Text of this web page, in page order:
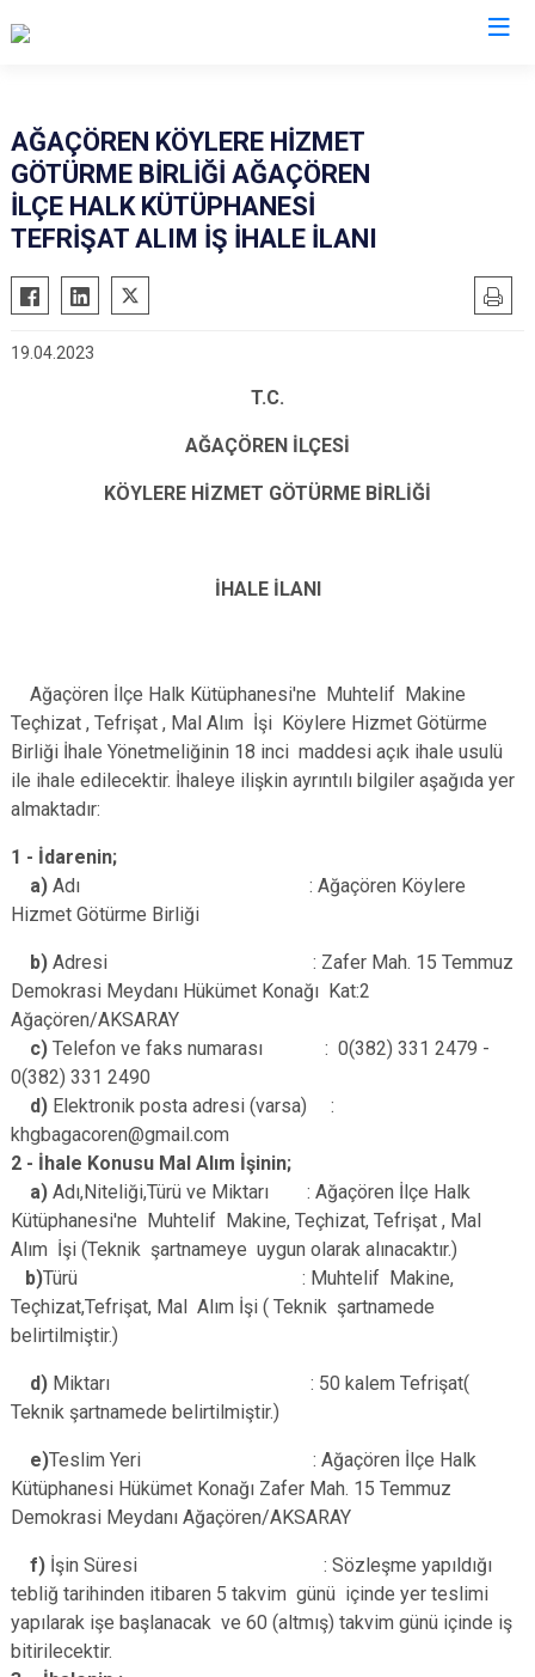
Ağaçören
Eskil
Güzelyurt
AĞAÇÖREN KÖYLERE HİZMET
GÖTÜRME BİRLİĞİ AĞAÇÖREN
İLÇE HALK KÜTÜPHANESİ
TEFRİŞAT ALIM İŞ İHALE İLANI
19.04.2023
T.C.
AĞAÇÖREN İLÇESİ
KÖYLERE HİZMET GÖTÜRME BİRLİĞİ
İHALE İLANI
Ağaçören İlçe Halk Kütüphanesi'ne Muhtelif Makine
Teçhizat , Tefrişat , Mal Alım İşi Köylere Hizmet Götürme
Birliği İhale Yönetmeliğinin 18 inci maddesi açık ihale usulü
ile ihale edilecektir. İhaleye ilişkin ayrıntılı bilgiler aşağıda yer
almaktadır:
1 - İdarenin;
a) Adı : Ağaçören Köylere
Hizmet Götürme Birliği
b) Adresi : Zafer Mah. 15 Temmuz
Demokrasi Meydanı Hükümet Konağı Kat:2
Ağaçören/AKSARAY
c) Telefon ve faks numarası : 0(382) 331 2479 -
0(382) 331 2490
d) Elektronik posta adresi (varsa) :
khgbagacoren@gmail.com
2 - İhale Konusu Mal Alım İşinin;
a) Adı,Niteliği,Türü ve Miktarı : Ağaçören İlçe Halk
Kütüphanesi'ne Muhtelif Makine, Teçhizat, Tefrişat , Mal
Alım İşi (Teknik şartnameye uygun olarak alınacaktır.)
b)Türü : Muhtelif Makine,
Teçhizat,Tefrişat, Mal Alım İşi ( Teknik şartnamede
belirtilmiştir.)
d) Miktarı : 50 kalem Tefrişat(
Teknik şartnamede belirtilmiştir.)
e)Teslim Yeri : Ağaçören İlçe Halk
Kütüphanesi Hükümet Konağı Zafer Mah. 15 Temmuz
Demokrasi Meydanı Ağaçören/AKSARAY
f) İşin Süresi : Sözleşme yapıldığı
tebliğ tarihinden itibaren 5 takvim günü içinde yer teslimi
yapılarak işe başlanacak ve 60 (altmış) takvim günü içinde iş
bitirilecektir.